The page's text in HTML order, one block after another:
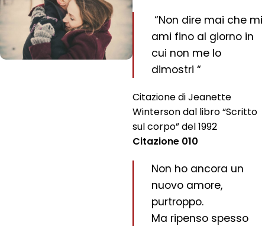
“Non dire mai che mi
ami fino al giorno in
cui non me lo
dimostri “
Citazione di Jeanette
Winterson dal libro “Scritto
sul corpo” del 1992
Citazione 010
Non ho ancora un
nuovo amore,
purtroppo.
Ma ripenso spesso